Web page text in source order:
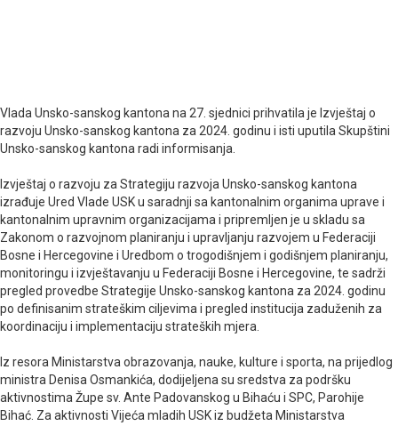
Vlada Unsko-sanskog kantona na 27. sjednici prihvatila je Izvještaj o
razvoju Unsko-sanskog kantona za 2024. godinu i isti uputila Skupštini
Unsko-sanskog kantona radi informisanja.
Izvještaj o razvoju za Strategiju razvoja Unsko-sanskog kantona
izrađuje Ured Vlade USK u saradnji sa kantonalnim organima uprave i
kantonalnim upravnim organizacijama i pripremljen je u skladu sa
Zakonom o razvojnom planiranju i upravljanju razvojem u Federaciji
Bosne i Hercegovine i Uredbom o trogodišnjem i godišnjem planiranju,
monitoringu i izvještavanju u Federaciji Bosne i Hercegovine, te sadrži
pregled provedbe Strategije Unsko-sanskog kantona za 2024. godinu
po definisanim strateškim ciljevima i pregled institucija zaduženih za
koordinaciju i implementaciju strateških mjera.
Iz resora Ministarstva obrazovanja, nauke, kulture i sporta, na prijedlog
ministra Denisa Osmankića, dodijeljena su sredstva za podršku
aktivnostima Župe sv. Ante Padovanskog u Bihaću i SPC, Parohije
Bihać. Za aktivnosti Vijeća mladih USK iz budžeta Ministarstva